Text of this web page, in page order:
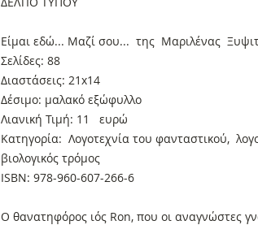
Είμαι εδώ... Μαζί σου... της Μαριλένας
Σελίδες: 88
Διαστάσεις: 21x14
Δέσιμο: μαλακό εξώφυλλο
Λιανική Τιμή: 11 ευρώ
Κατηγορία: Λογοτεχνία του φανταστικού,
βιολογικός τρόμος
ISBN: 978-960-607-266-6
Ο θανατηφόρος ιός Ron, που οι αναγνώστες